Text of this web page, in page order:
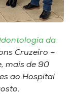
da
Cruzeiro –
mais de 90
ao Hospital